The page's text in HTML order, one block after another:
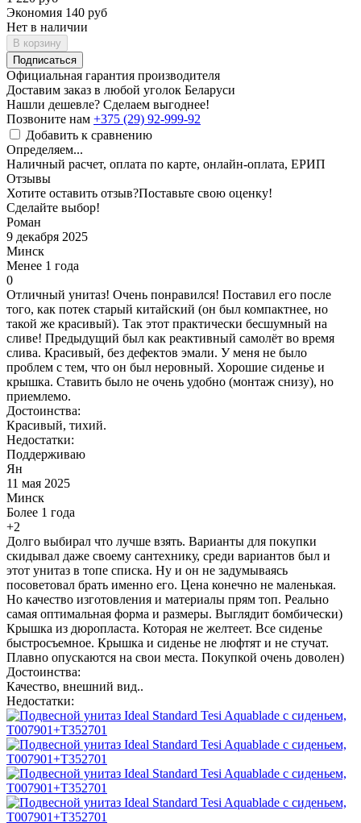
Экономия 140 руб
Нет в наличии
В корзину
Подписаться
Официальная гарантия производителя
Доставим заказ в любой уголок Беларуси
Нашли дешевле? Сделаем выгоднее!
Позвоните нам +375 (29) 92-999-92
Добавить к сравнению
Определяем...
Наличный расчет, оплата по карте, онлайн-оплата, ЕРИП
Отзывы
Хотите оставить отзыв?Поставьте свою оценку!
Сделайте выбор!
Роман
9 декабря 2025
Минск
Менее 1 года
0
Отличный унитаз! Очень понравился! Поставил его после
того, как потек старый китайский (он был компактнее, но
такой же красивый). Так этот практически бесшумный на
сливе! Предыдущий был как реактивный самолёт во время
слива. Красивый, без дефектов эмали. У меня не было
проблем с тем, что он был неровный. Хорошие сиденье и
крышка. Ставить было не очень удобно (монтаж снизу), но
приемлемо.
Достоинства:
Красивый, тихий.
Недостатки:
Поддерживаю
Ян
11 мая 2025
Минск
Более 1 года
+2
Долго выбирал что лучше взять. Варианты для покупки
скидывал даже своему сантехнику, среди вариантов был и
этот унитаз в топе списка. Ну и он не задумываясь
посоветовал брать именно его. Цена конечно не маленькая.
Но качество изготовления и материалы прям топ. Реально
самая оптимальная форма и размеры. Выглядит бомбически)
Крышка из дюропласта. Которая не желтеет. Все сиденье
быстросъемное. Крышка и сиденье не люфтят и не стучат.
Плавно опускаются на свои места. Покупкой очень доволен)
Достоинства:
Качество, внешний вид..
Недостатки: